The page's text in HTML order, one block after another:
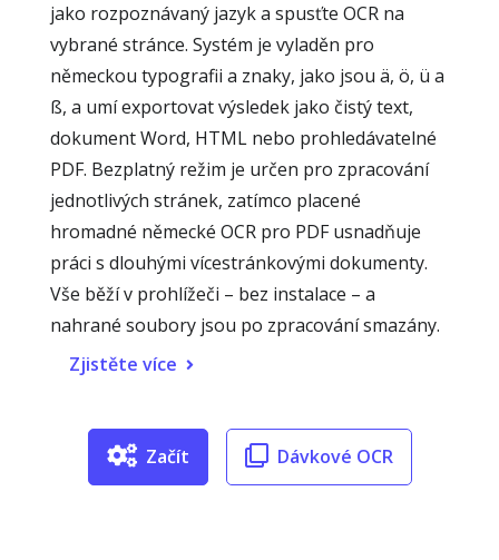
jako rozpoznávaný jazyk a spusťte OCR na
vybrané stránce. Systém je vyladěn pro
německou typografii a znaky, jako jsou ä, ö, ü a
ß, a umí exportovat výsledek jako čistý text,
dokument Word, HTML nebo prohledávatelné
PDF. Bezplatný režim je určen pro zpracování
jednotlivých stránek, zatímco placené
hromadné německé OCR pro PDF usnadňuje
práci s dlouhými vícestránkovými dokumenty.
Vše běží v prohlížeči – bez instalace – a
nahrané soubory jsou po zpracování smazány.
Zjistěte více
Začít Dávkové OCR